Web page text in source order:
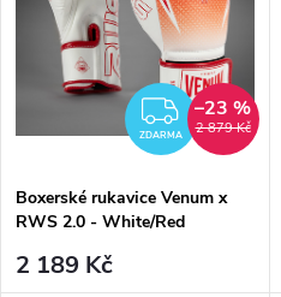
ů
ZDARMA
ZDARMA 2 879 Kč
–23 %
Boxerské rukavice Venum x
RWS 2.0 - White/Red
2 189 Kč